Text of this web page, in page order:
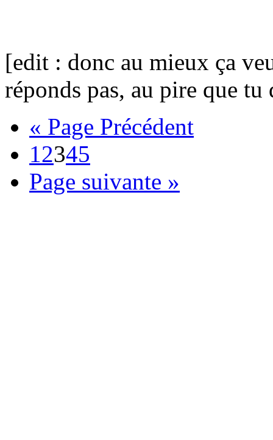
[edit : donc au mieux ça
réponds pas, au pire que
« Page Précédent
12345
Page suivante »